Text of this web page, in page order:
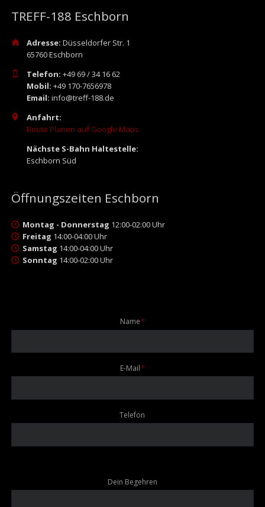
TREFF-188 Eschborn
Adresse: Düsseldorfer Str. 1
65760 Eschborn
Telefon: +49 69 / 34 16 62
Mobil: +49 170-7656978
Email: info@treff-188.de
Anfahrt:
Route Planen auf Google Maps
Nächste S-Bahn Haltestelle:
Eschborn Süd
Öffnungszeiten Eschborn
Montag - Donnerstag 12:00-02:00 Uhr
Freitag 14:00-04:00 Uhr
Samstag 14:00-04:00 Uhr
Sonntag 14:00-02:00 Uhr
Pflichtfeld
Name*
Pflichtfeld
E-Mail*
Telefon
Dein Begehren